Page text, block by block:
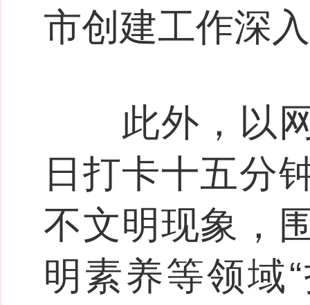
市创建工作深
此外，以网
日打卡十五分
不文明现象，
明素养等领域